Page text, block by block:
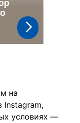
на
Instagram,
условиях —